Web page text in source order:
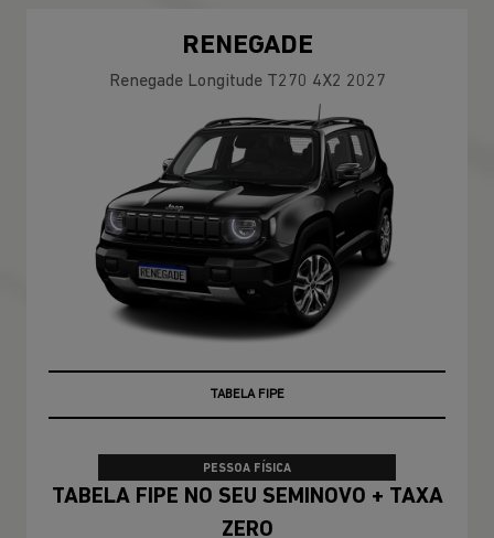
RENEGADE
Renegade Longitude T270 4X2 2027
TAXA ZERO
PESSOA FÍSICA
TABELA FIPE NO SEU SEMINOVO + TAXA
ZERO